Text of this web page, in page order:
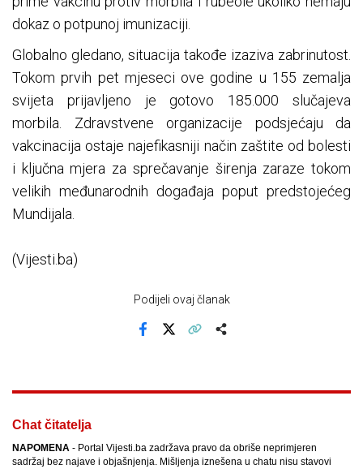
dokaz o potpunoj imunizaciji.
Globalno gledano, situacija takođe izaziva zabrinutost.
Tokom prvih pet mjeseci ove godine u 155 zemalja
svijeta prijavljeno je gotovo 185.000 slučajeva
morbila. Zdravstvene organizacije podsjećaju da
vakcinacija ostaje najefikasniji način zaštite od bolesti
i ključna mjera za sprečavanje širenja zaraze tokom
velikih međunarodnih događaja poput predstojećeg
Mundijala.
(Vijesti.ba)
Podijeli ovaj članak
Chat čitatelja
NAPOMENA - Portal Vijesti.ba zadržava pravo da obriše neprimjeren
sadržaj bez najave i objašnjenja. Mišljenja iznešena u chatu nisu stavovi